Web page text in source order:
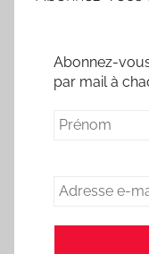
Abonnez-
par mail à